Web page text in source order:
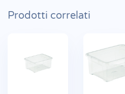
Prodotti correlati